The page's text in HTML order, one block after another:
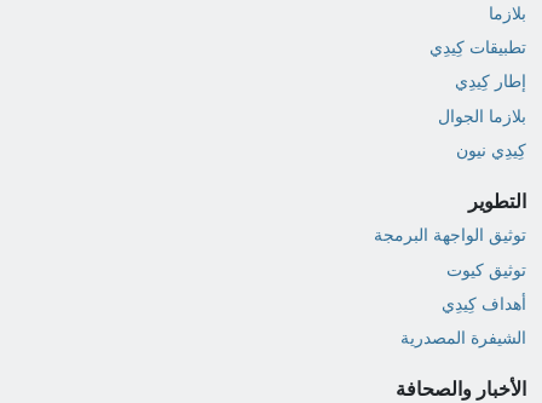
بلازما
تطبيقات كِيدِي
إطار كِيدِي
بلازما الجوال
كِيدِي نيون
التطوير
توثيق الواجهة البرمجة
توثيق كيوت
أهداف كِيدِي
الشيفرة المصدرية
الأخبار والصحافة